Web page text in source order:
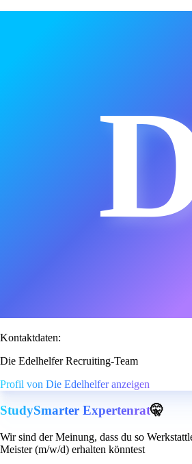
Kontaktdaten:
Die Edelhelfer Recruiting-Team
Profil von Die Edelhelfer anzeigen
StudySmarter Expertenrat🤫
Wir sind der Meinung, dass du so
Meister (m/w/d) erhalten könntest